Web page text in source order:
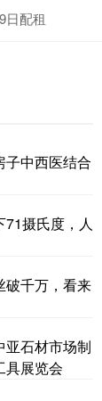
日配租
子中西医结合
摄氏度，人
破千万，看来
亚石材市场制
具展览会